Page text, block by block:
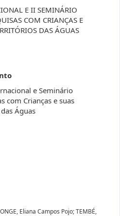
E II SEMINÁRIO
COM CRIANÇAS E
DAS ÁGUAS
e Seminário
com Crianças e suas
Águas
Eliana Campos Pojo; TEMBÉ,